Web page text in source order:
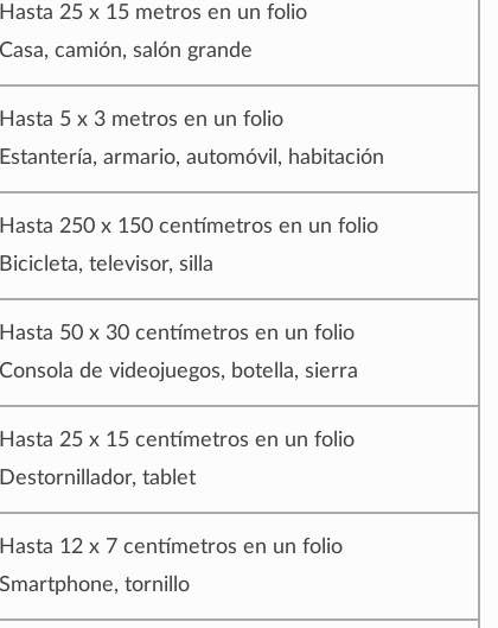
Hasta 25 x 15 metros en un folio
Casa, camión, salón grande
Hasta 5 x 3 metros en un folio
Estantería, armario, automóvil, habitación
Hasta 250 x 150 centímetros en un folio
Bicicleta, televisor, silla
Hasta 50 x 30 centímetros en un folio
Consola de videojuegos, botella, sierra
Hasta 25 x 15 centímetros en un folio
Destornillador, tablet
Hasta 12 x 7 centímetros en un folio
Smartphone, tornillo